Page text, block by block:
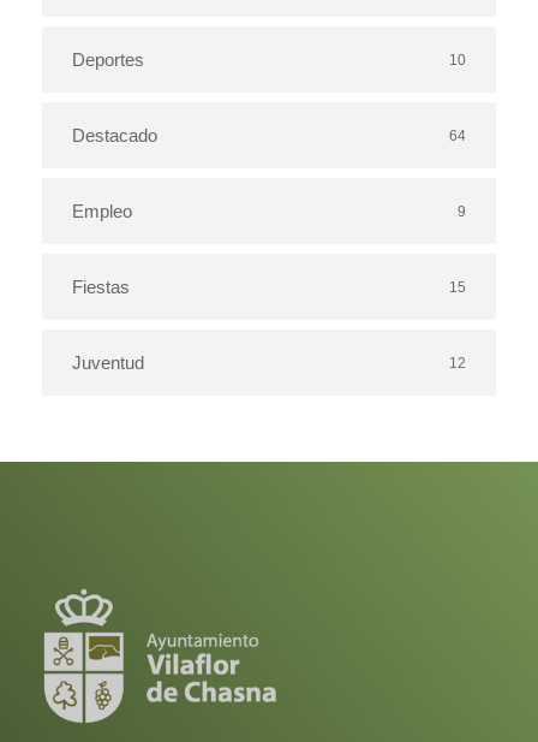
Deportes 10
Destacado 64
Empleo 9
Fiestas 15
Juventud 12